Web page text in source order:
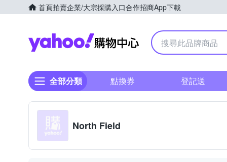
首頁拍賣企業/大宗採購入口合作招商App下載
Yahoo購物中心
全部分類 點換券 登記送
North Field